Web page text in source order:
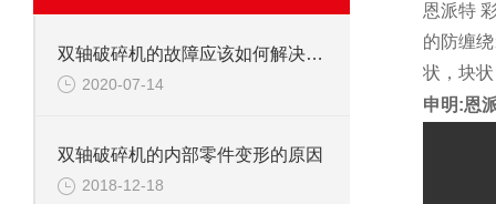
双轴破碎机的故障应该如何解决呢？
2020-07-14
双轴破碎机的内部零件变形的原因
2018-12-18
恩派特
的防缠
状，块
申明:恩